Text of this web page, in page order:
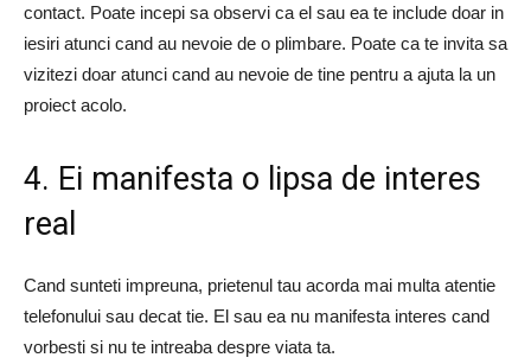
contact. Poate incepi sa observi ca el sau ea te include doar in
iesiri atunci cand au nevoie de o plimbare. Poate ca te invita sa
vizitezi doar atunci cand au nevoie de tine pentru a ajuta la un
proiect acolo.
4. Ei manifesta o lipsa de interes
real
Cand sunteti impreuna, prietenul tau acorda mai multa atentie
telefonului sau decat tie. El sau ea nu manifesta interes cand
vorbesti si nu te intreaba despre viata ta.